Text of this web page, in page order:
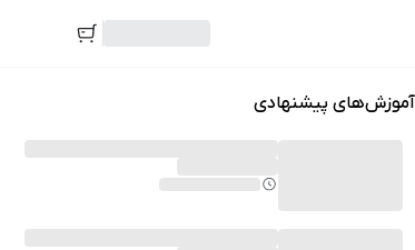
آموزش‌های پیشنهادی